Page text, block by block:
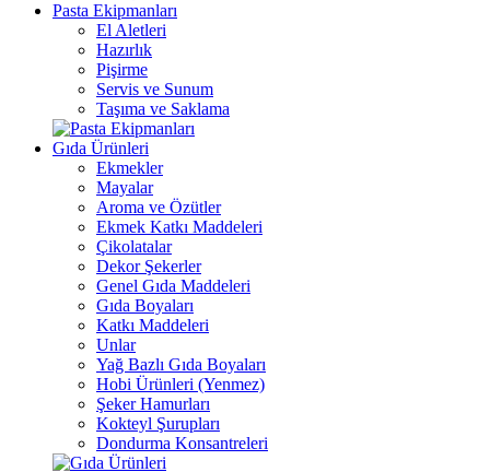
Pasta Ekipmanları
El Aletleri
Hazırlık
Pişirme
Servis ve Sunum
Taşıma ve Saklama
Gıda Ürünleri
Ekmekler
Mayalar
Aroma ve Özütler
Ekmek Katkı Maddeleri
Çikolatalar
Dekor Şekerler
Genel Gıda Maddeleri
Gıda Boyaları
Katkı Maddeleri
Unlar
Yağ Bazlı Gıda Boyaları
Hobi Ürünleri (Yenmez)
Şeker Hamurları
Kokteyl Şurupları
Dondurma Konsantreleri